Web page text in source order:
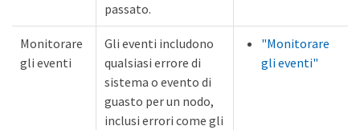
passato.
Monitorare
gli eventi
Gli eventi includono
qualsiasi errore di
sistema o evento di
guasto per un nodo,
inclusi errori come gli
"Monitorare
gli eventi"